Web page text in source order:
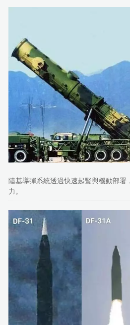
陸基導彈系統透過快速起豎與機動部署
力。